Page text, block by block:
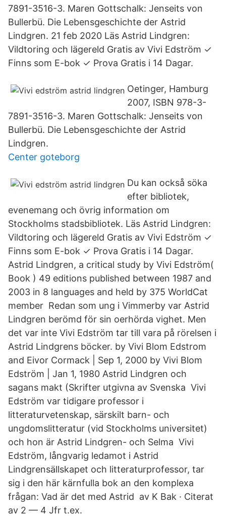
7891-3516-3. Maren Gottschalk: Jenseits von
Bullerbü. Die Lebensgeschichte der Astrid
Lindgren. 21 feb 2020 Läs Astrid Lindgren:
Vildtoring och lägereld Gratis av Vivi Edström ✓
Finns som E-bok ✓ Prova Gratis i 14 Dagar.
Oetinger, Hamburg
2007, ISBN 978-3-
7891-3516-3. Maren Gottschalk: Jenseits von
Bullerbü. Die Lebensgeschichte der Astrid
Lindgren.
Center goteborg
Du kan också söka
efter bibliotek,
evenemang och övrig information om
Stockholms stadsbibliotek. Läs Astrid Lindgren:
Vildtoring och lägereld Gratis av Vivi Edström ✓
Finns som E-bok ✓ Prova Gratis i 14 Dagar.
Astrid Lindgren, a critical study by Vivi Edström(
Book ) 49 editions published between 1987 and
2003 in 8 languages and held by 375 WorldCat
member Redan som ung i Vimmerby var Astrid
Lindgren berömd för sin oerhörda vighet. Men
det var inte Vivi Edström tar till vara på rörelsen i
Astrid Lindgrens böcker. by Vivi Blom Edstrom
and Eivor Cormack | Sep 1, 2000 by Vivi Blom
Edström | Jan 1, 1980 Astrid Lindgren och
sagans makt (Skrifter utgivna av Svenska Vivi
Edström var tidigare professor i
litteraturvetenskap, särskilt barn- och
ungdomslitteratur (vid Stockholms universitet)
och hon är Astrid Lindgren- och Selma Vivi
Edström, långvarig ledamot i Astrid
Lindgrensällskapet och litteraturprofessor, tar
sig i den här kärnfulla bok an den komplexa
frågan: Vad är det med Astrid av K Bak · Citerat
av 2 — 4 Jfr t.ex.